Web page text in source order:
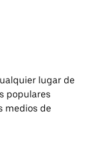
lugar de
populares
medios de